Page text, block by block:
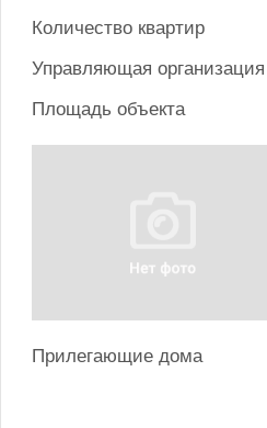
Количество квартир
Управляющая организация
Площадь объекта
Прилегающие дома